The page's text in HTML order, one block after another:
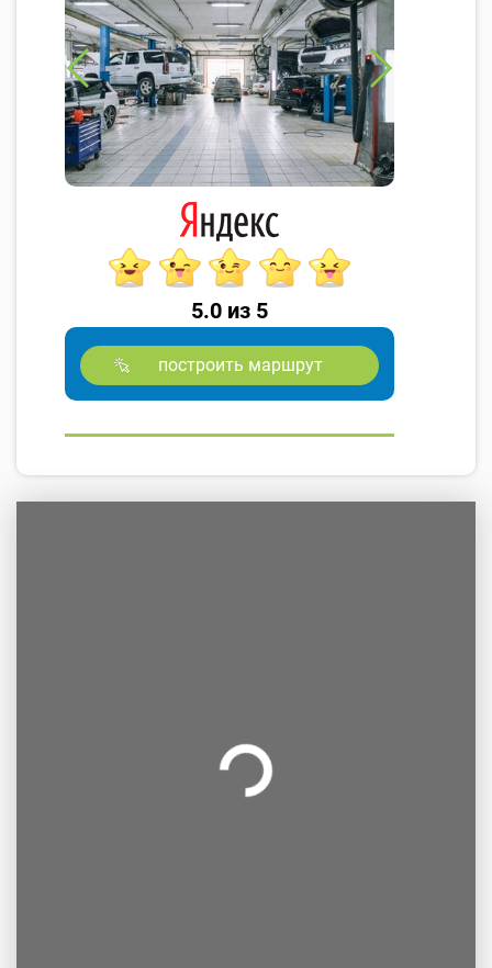
5.0 из 5
построить маршрут